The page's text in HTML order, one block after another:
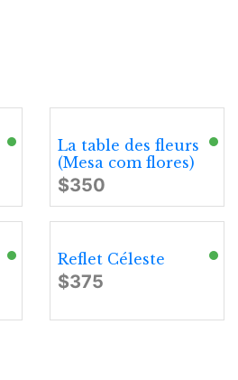
La table des fleurs
(Mesa com flores)
$350
Reflet Céleste
$375